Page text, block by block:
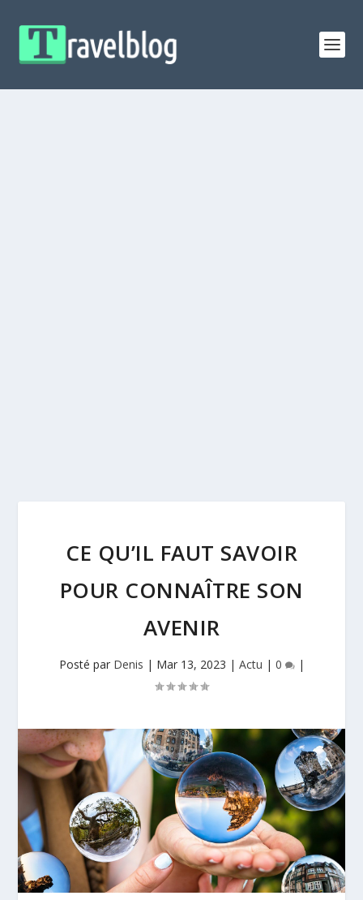
CE QU’IL FAUT SAVOIR
POUR CONNAÎTRE SON
AVENIR
Posté par Denis | Mar 13, 2023 | Actu | 0 |